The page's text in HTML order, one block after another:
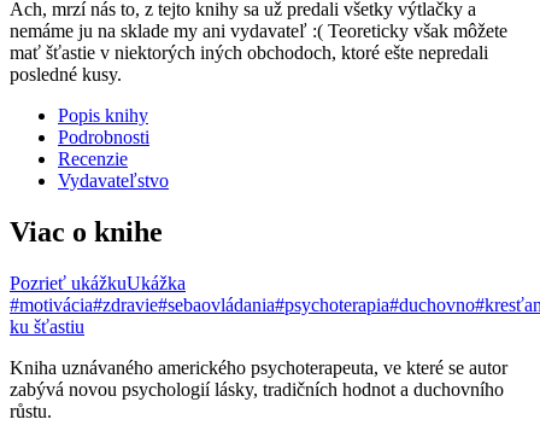
Ach, mrzí nás to, z tejto knihy sa už predali všetky výtlačky a
nemáme ju na sklade my ani vydavateľ :( Teoreticky však môžete
mať šťastie v niektorých iných obchodoch, ktoré ešte nepredali
posledné kusy.
Popis knihy
Podrobnosti
Recenzie
Vydavateľstvo
Viac o knihe
Pozrieť ukážkuUkážka
#motivácia#zdravie#sebaovládania#psychoterapia#duchovno
ku šťastiu
Kniha uznávaného amerického psychoterapeuta, ve které se autor
zabývá novou psychologií lásky, tradičních hodnot a duchovního
růstu.